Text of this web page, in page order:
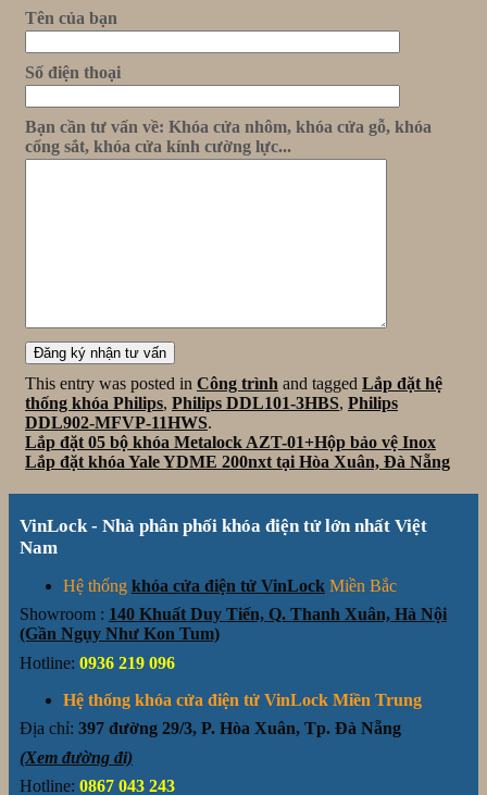
Tên của bạn
Số điện thoại
Bạn cần tư vấn về: Khóa cửa nhôm, khóa cửa gỗ, khóa
cổng sắt, khóa cửa kính cường lực...
This entry was posted in Công trình and tagged Lắp đặt hệ
thống khóa Philips, Philips DDL101-3HBS, Philips
DDL902-MFVP-11HWS.
Lắp đặt 05 bộ khóa Metalock AZT-01+Hộp bảo vệ Inox
Lắp đặt khóa Yale YDME 200nxt tại Hòa Xuân, Đà Nẵng
VinLock - Nhà phân phối khóa điện tử lớn nhất Việt
Nam
Hệ thống khóa cửa điện tử VinLock Miền Bắc
Showroom : 140 Khuất Duy Tiến, Q. Thanh Xuân, Hà Nội
(Gần Ngụy Như Kon Tum)
Hotline: 0936 219 096
Hệ thống khóa cửa điện tử VinLock Miền Trung
Địa chỉ: 397 đường 29/3, P. Hòa Xuân, Tp. Đà Nẵng
(Xem đường đi)
Hotline: 0867 043 243